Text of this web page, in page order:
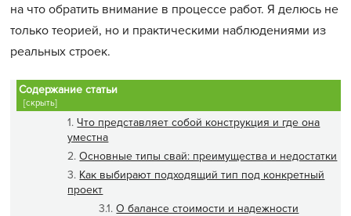
на что обратить внимание в процессе работ. Я делюсь не
только теорией, но и практическими наблюдениями из
реальных строек.
Содержание статьи
[скрыть]
Что представляет собой конструкция и где она
уместна
Основные типы свай: преимущества и недостатки
Как выбирают подходящий тип под конкретный
проект
О балансе стоимости и надежности